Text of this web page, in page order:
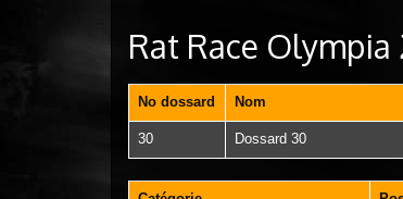
Rat Race Olympia
No dossard Nom
30 Dossard 30